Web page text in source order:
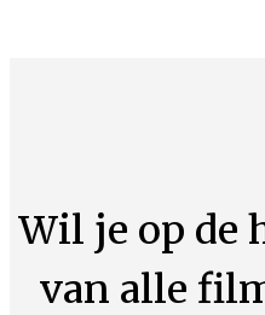
Wil je op de
van alle